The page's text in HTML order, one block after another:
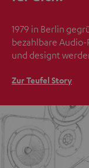
1979 in Berlin
bezahlbare
und designt
Zur Teufel Story